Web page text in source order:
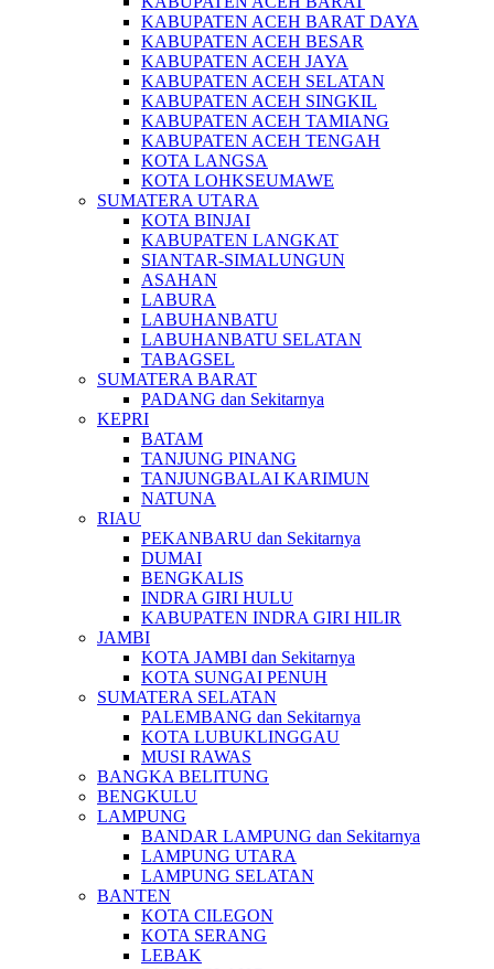
KABUPATEN ACEH BARAT DAYA
KABUPATEN ACEH BESAR
KABUPATEN ACEH JAYA
KABUPATEN ACEH SELATAN
KABUPATEN ACEH SINGKIL
KABUPATEN ACEH TAMIANG
KABUPATEN ACEH TENGAH
KOTA LANGSA
KOTA LOHKSEUMAWE
SUMATERA UTARA
KOTA BINJAI
KABUPATEN LANGKAT
SIANTAR-SIMALUNGUN
ASAHAN
LABURA
LABUHANBATU
LABUHANBATU SELATAN
TABAGSEL
SUMATERA BARAT
PADANG dan Sekitarnya
KEPRI
BATAM
TANJUNG PINANG
TANJUNGBALAI KARIMUN
NATUNA
RIAU
PEKANBARU dan Sekitarnya
DUMAI
BENGKALIS
INDRA GIRI HULU
KABUPATEN INDRA GIRI HILIR
JAMBI
KOTA JAMBI dan Sekitarnya
KOTA SUNGAI PENUH
SUMATERA SELATAN
PALEMBANG dan Sekitarnya
KOTA LUBUKLINGGAU
MUSI RAWAS
BANGKA BELITUNG
BENGKULU
LAMPUNG
BANDAR LAMPUNG dan Sekitarnya
LAMPUNG UTARA
LAMPUNG SELATAN
BANTEN
KOTA CILEGON
KOTA SERANG
LEBAK